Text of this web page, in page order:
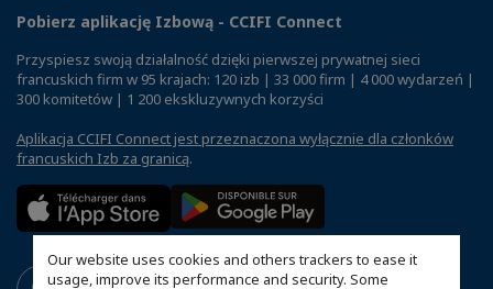
Our website uses cookies and others trackers to ease it
usage, improve its performance and security. Some
Pobierz aplikację Izbową - CCIFI Connect
Przyspiesz swoją działalność dzięki pierwszej prywatnej sieci
francuskich firm w 95 krajach: 120 izb | 33 000 firm | 4 000 wydarzeń |
300 komitetów | 1 200 ekskluzywnych korzyści
Aplikacja CCIFI Connect jest przeznaczona wyłącznie dla członków
francuskich Izb za granicą.